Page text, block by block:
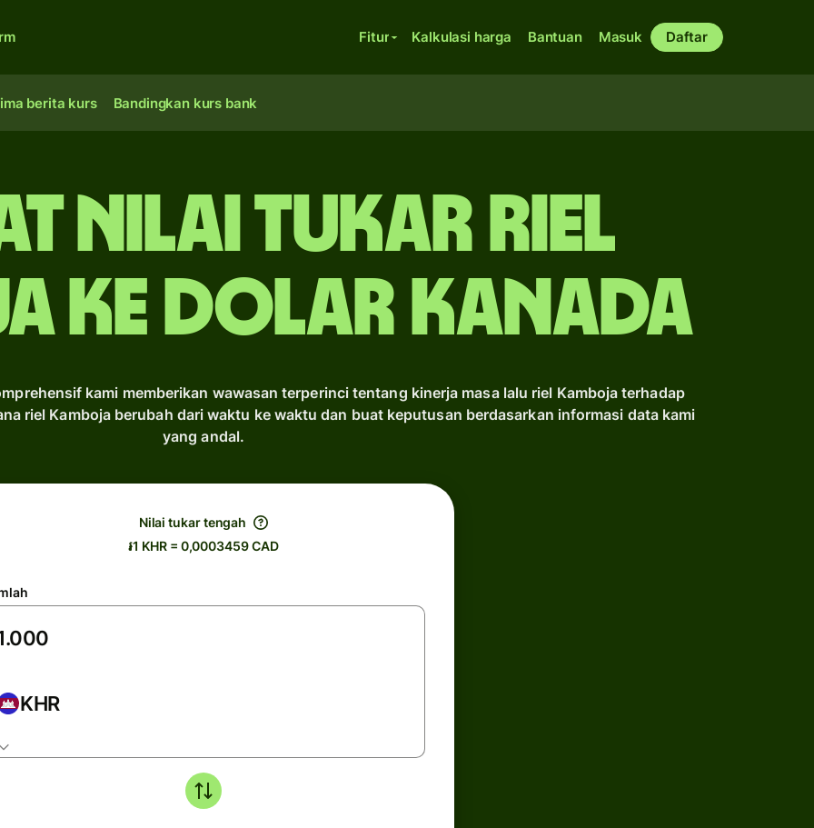
Fitur Kalkulasi harga Bantuan Masuk Daftar
berita kurs Bandingkan kurs bank
Nilai Tukar riel
ke dolar Kanada
kami memberikan wawasan terperinci tentang kinerja masa lalu riel Kamboja terhadap
riel Kamboja berubah dari waktu ke waktu dan buat keputusan berdasarkan informasi data kami
yang andal.
Nilai tukar tengah
៛1 KHR = 0,0003459 CAD
KHR